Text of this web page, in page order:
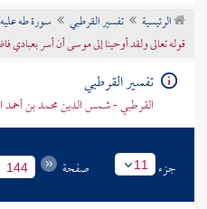
تراجم الأعلام
الرئيسية تفسير القرطبي
سورة طه
قوله تعالى ولقد أوحينا إلى موسى أن أسر بعبادي
تفسير القرطبي
القرطبي - شمس الدين محمد بن أحمد
جزء 11 صفحة 144